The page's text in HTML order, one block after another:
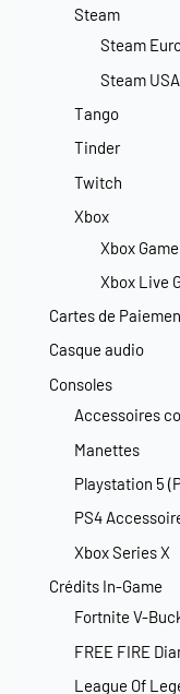
Steam
Steam
Steam USA
Tango
Tinder
Twitch
Xbox
Xbox
Xbox Live
Cartes de
Casque audio
Consoles
Accessoires
Manettes
Playstation 5
PS4
Xbox Series X
Crédits In-Game
Fortnite V-
FREE FIRE
League Of